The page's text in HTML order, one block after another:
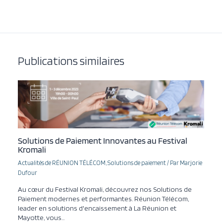
Publications similaires
Solutions de Paiement Innovantes au Festival
Kromali
Actualités de RÉUNION TÉLÉCOM,Solutions de paiement/ Par Marjorie
Dufour
Au cœur du Festival Kromali, découvrez nos Solutions de
Paiement modernes et performantes. Réunion Télécom,
leader en solutions d'encaissement à La Réunion et
Mayotte, vous…